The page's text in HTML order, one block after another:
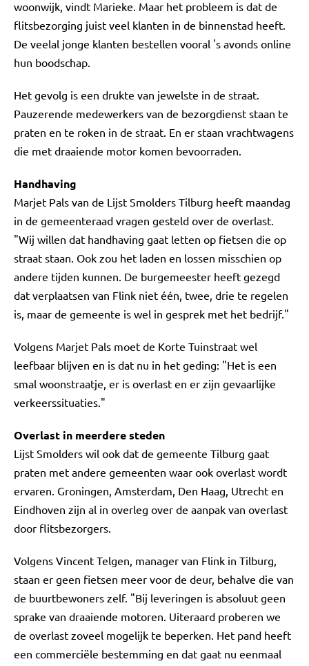
woonwijk, vindt Marieke. Maar het probleem is dat de
flitsbezorging juist veel klanten in de binnenstad heeft.
De veelal jonge klanten bestellen vooral 's avonds online
hun boodschap.
Het gevolg is een drukte van jewelste in de straat.
Pauzerende medewerkers van de bezorgdienst staan te
praten en te roken in de straat. En er staan vrachtwagens
die met draaiende motor komen bevoorraden.
Handhaving
Marjet Pals van de Lijst Smolders Tilburg heeft maandag
in de gemeenteraad vragen gesteld over de overlast.
"Wij willen dat handhaving gaat letten op fietsen die op
straat staan. Ook zou het laden en lossen misschien op
andere tijden kunnen. De burgemeester heeft gezegd
dat verplaatsen van Flink niet één, twee, drie te regelen
is, maar de gemeente is wel in gesprek met het bedrijf."
Volgens Marjet Pals moet de Korte Tuinstraat wel
leefbaar blijven en is dat nu in het geding: "Het is een
smal woonstraatje, er is overlast en er zijn gevaarlijke
verkeerssituaties."
Overlast in meerdere steden
Lijst Smolders wil ook dat de gemeente Tilburg gaat
praten met andere gemeenten waar ook overlast wordt
ervaren. Groningen, Amsterdam, Den Haag, Utrecht en
Eindhoven zijn al in overleg over de aanpak van overlast
door flitsbezorgers.
Volgens Vincent Telgen, manager van Flink in Tilburg,
staan er geen fietsen meer voor de deur, behalve die van
de buurtbewoners zelf. "Bij leveringen is absoluut geen
sprake van draaiende motoren. Uiteraard proberen we
de overlast zoveel mogelijk te beperken. Het pand heeft
een commerciële bestemming en dat gaat nu eenmaal